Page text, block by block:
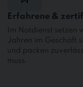
Erfahrene &
Im Notdienst setzen
Jahren im Geschäft
und packen
muss.